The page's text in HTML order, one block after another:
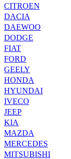
CITROEN
DACIA
DAEWOO
DODGE
FIAT
FORD
GEELY
HONDA
HYUNDAI
IVECO
JEEP
KIA
MAZDA
MERCEDES
MITSUBISHI